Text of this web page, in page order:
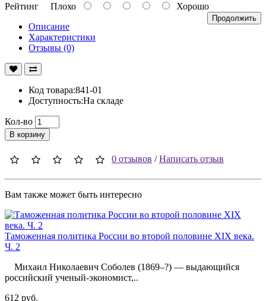
Рейтинг Плохо Хорошо
Продолжить
Описание
Характеристики
Отзывы (0)
Код товара:841-01
Доступность:На складе
Кол-во
В корзину
0 отзывов /Написать отзыв
Вам также может быть интересно
Таможенная политика России во второй половине XIX века.
Ч. 2
Михаил Николаевич Соболев (1869–?) — выдающийся
российский ученый-экономист,..
612 руб.